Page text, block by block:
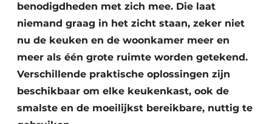
benodigdheden met zich mee. Die laat
niemand graag in het zicht staan, zeker niet
nu de keuken en de woonkamer meer en
meer als één grote ruimte worden getekend.
Verschillende praktische oplossingen zijn
beschikbaar om elke keukenkast, ook de
smalste en de moeilijkst bereikbare, nuttig te